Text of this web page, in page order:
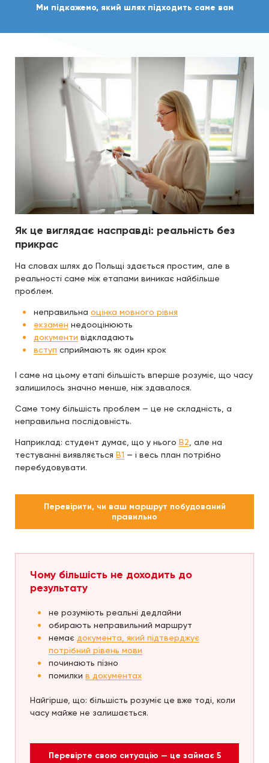
Ми підкажемо, який шлях підходить саме вам
Як це виглядає насправді: реальність без
прикрас
На словах шлях до Польщі здається простим, але в
реальності саме між етапами виникає найбільше
проблем.
неправильна оцінка мовного рівня
екзамен недооцінюють
документи відкладають
вступ сприймають як один крок
І саме на цьому етапі більшість вперше розуміє, що часу
залишилось значно менше, ніж здавалося.
Саме тому більшість проблем — це не складність, а
неправильна послідовність.
Наприклад: студент думає, що у нього B2 , але на
тестуванні виявляється B1 — і весь план потрібно
перебудовувати.
Перевірити, чи ваш маршрут побудований
правильно
Чому більшість не доходить до
результату
не розуміють реальні дедлайни
обирають неправильний маршрут
немає документа, який підтверджує
потрібний рівень мови
починають пізно
помилки в документах
Найгірше, що: більшість розуміє це вже тоді, коли
часу майже не залишається.
Перевірте свою ситуацію — це займає 5